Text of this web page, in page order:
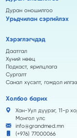
Дуран оношилгоо
Урьдчилан сэргийлэх
Хэрэглэгчдэд
Даатгал
Хүний нөөц
Подкаст, ярилцлага
Сургалт
Санал хүсэлт, гомдол
Холбоо барих
Хан-Уул дүүрэг, 11-р
Монгол улс
info@grandmed.mn
(+976) 77000066